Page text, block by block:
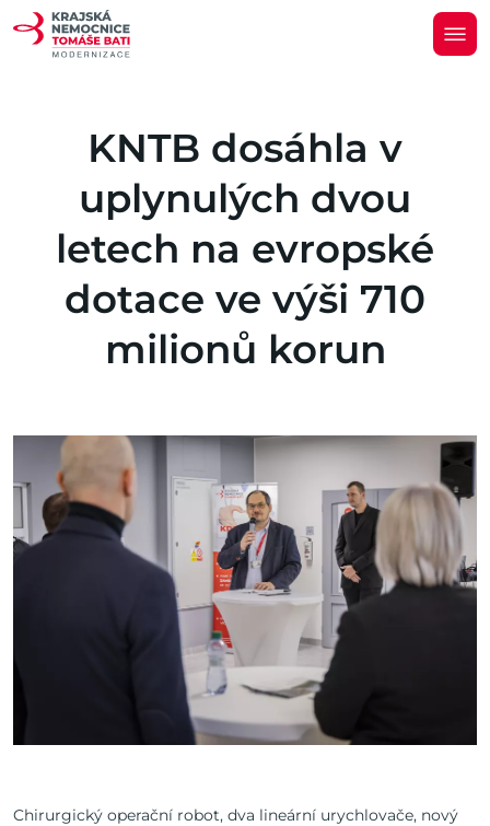
KNTB dosáhla v
uplynulých dvou
letech na evropské
dotace ve výši 710
milionů korun
Chirurgický operační robot, dva lineární urychlovače, nový